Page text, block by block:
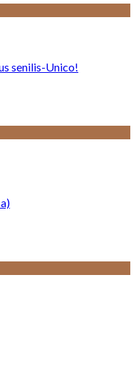
senilis-Unico!